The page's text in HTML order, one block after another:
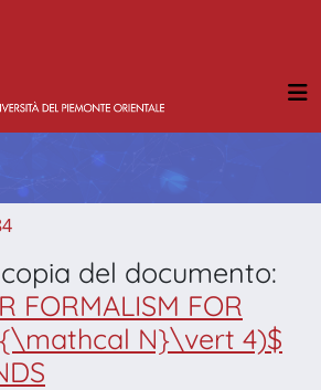
del documento:
FORMALISM FOR
N}\vert 4)$